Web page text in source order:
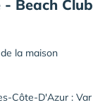
Beach Club
la maison
Côte-D'Azur : Var